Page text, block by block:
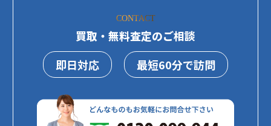
CONTACT
買取・無料査定のご相談
即日対応
最短60分で訪問